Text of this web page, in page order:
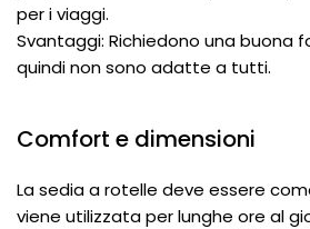
per i viaggi.
Svantaggi: Richiedono una buona
quindi non sono adatte a tutti.
Comfort e dimensioni
La sedia a rotelle deve essere
viene utilizzata per lunghe ore al